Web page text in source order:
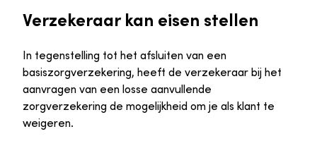
Verzekeraar kan eisen stellen
In tegenstelling tot het afsluiten van een
basiszorgverzekering, heeft de verzekeraar bij het
aanvragen van een losse aanvullende
zorgverzekering de mogelijkheid om je als klant te
weigeren.